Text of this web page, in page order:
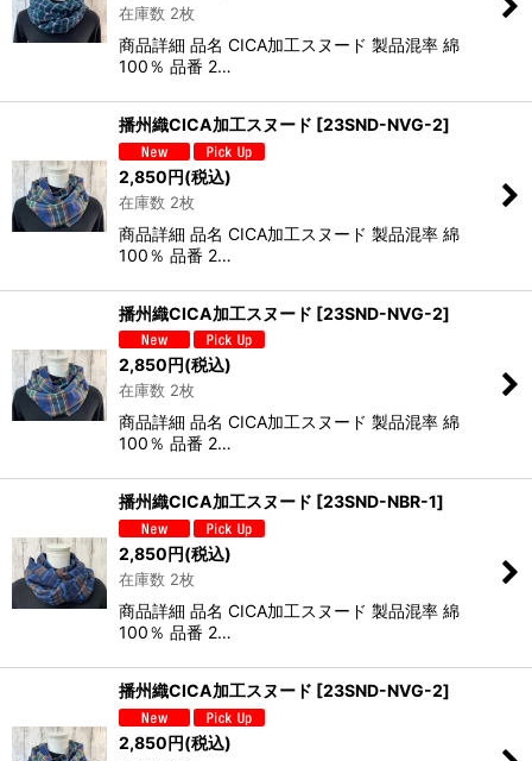
在庫数 2枚
商品詳細 品名 CICA加工スヌード 製品混率 綿
100％ 品番 2…
播州織CICA加工スヌード [23SND-NVG-2]
2,850円(税込)
在庫数 2枚
商品詳細 品名 CICA加工スヌード 製品混率 綿
100％ 品番 2…
播州織CICA加工スヌード [23SND-NVG-2]
2,850円(税込)
在庫数 2枚
商品詳細 品名 CICA加工スヌード 製品混率 綿
100％ 品番 2…
播州織CICA加工スヌード [23SND-NBR-1]
2,850円(税込)
在庫数 2枚
商品詳細 品名 CICA加工スヌード 製品混率 綿
100％ 品番 2…
播州織CICA加工スヌード [23SND-NVG-2]
2,850円(税込)